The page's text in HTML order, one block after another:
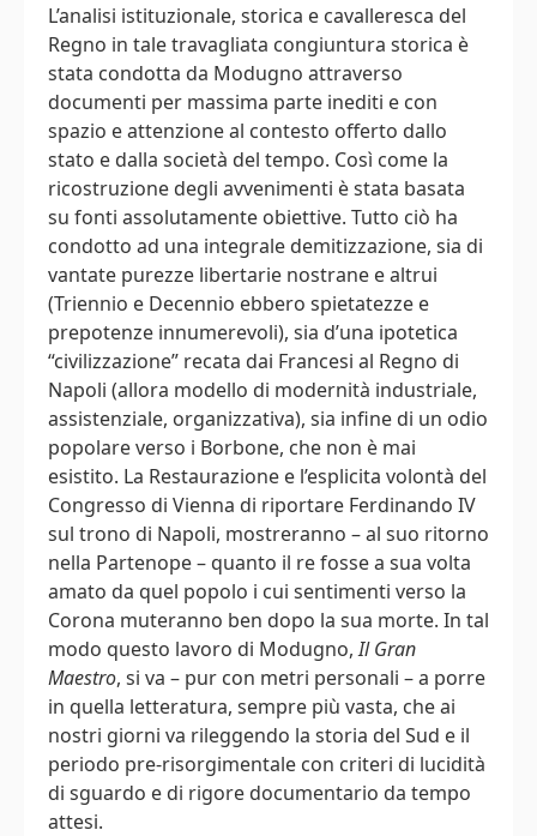
L’analisi istituzionale, storica e cavalleresca del
Regno in tale travagliata congiuntura storica è
stata condotta da Modugno attraverso
documenti per massima parte inediti e con
spazio e attenzione al contesto offerto dallo
stato e dalla società del tempo. Così come la
ricostruzione degli avvenimenti è stata basata
su fonti assolutamente obiettive. Tutto ciò ha
condotto ad una integrale demitizzazione, sia di
vantate purezze libertarie nostrane e altrui
(Triennio e Decennio ebbero spietatezze e
prepotenze innumerevoli), sia d’una ipotetica
“civilizzazione” recata dai Francesi al Regno di
Napoli (allora modello di modernità industriale,
assistenziale, organizzativa), sia infine di un odio
popolare verso i Borbone, che non è mai
esistito. La Restaurazione e l’esplicita volontà del
Congresso di Vienna di riportare Ferdinando IV
sul trono di Napoli, mostreranno – al suo ritorno
nella Partenope – quanto il re fosse a sua volta
amato da quel popolo i cui sentimenti verso la
Corona muteranno ben dopo la sua morte. In tal
modo questo lavoro di Modugno,Il Gran
Maestro, si va – pur con metri personali – a porre
in quella letteratura, sempre più vasta, che ai
nostri giorni va rileggendo la storia del Sud e il
periodo pre-risorgimentale con criteri di lucidità
di sguardo e di rigore documentario da tempo
attesi.